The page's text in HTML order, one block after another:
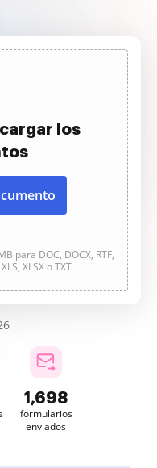
los
para DOC, DOCX, RTF,
XLSX o TXT
1,698
formularios
enviados